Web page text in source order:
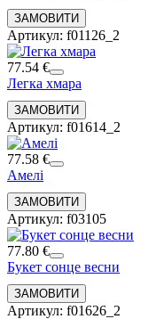
Артикул: f01126_2
77.54 €
Легка хмара
Артикул: f01614_2
77.58 €
Амелі
Артикул: f03105
77.80 €
Букет сонце весни
Артикул: f01626_2